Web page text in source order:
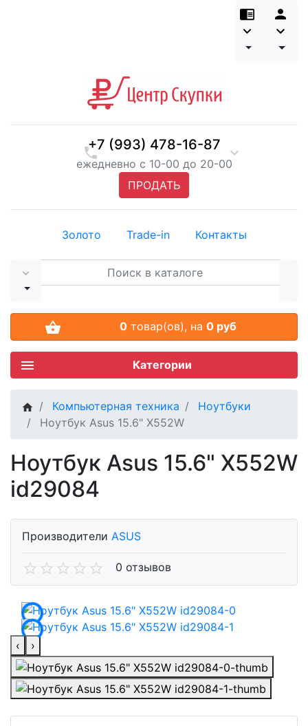
+7 (993) 478-16-87
ежедневно с 10-00 до 20-00
ПРОДАТЬ
Золото Trade-in Контакты
0товар(ов), на 0 руб
Категории
Компьютерная техника
Ноутбуки
Ноутбук Asus 15.6" Х552W
Ноутбук Asus 15.6" Х552W
id29084
Производители ASUS
0 отзывов
‹ ›